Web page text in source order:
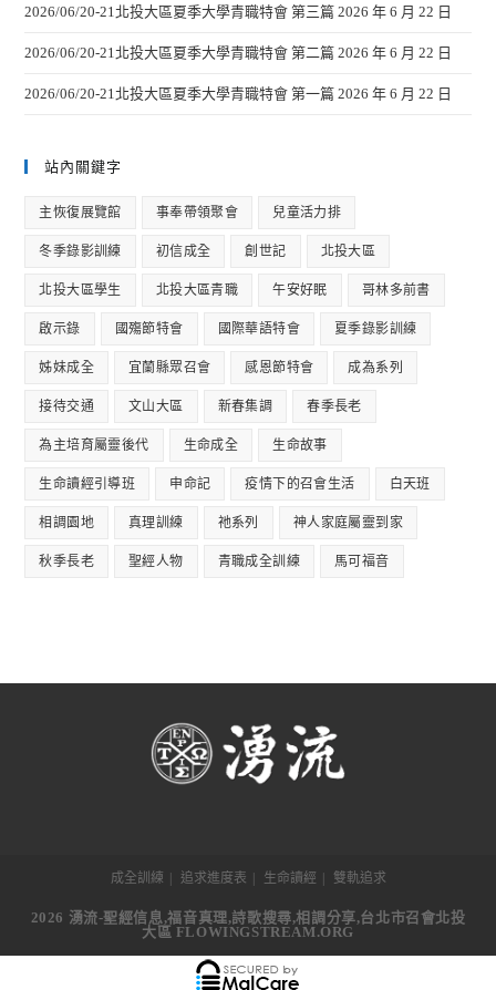
2026/06/20-21北投大區夏季大學青職特會 第三篇 2026 年 6 月 22 日
2026/06/20-21北投大區夏季大學青職特會 第二篇 2026 年 6 月 22 日
2026/06/20-21北投大區夏季大學青職特會 第一篇 2026 年 6 月 22 日
站內關鍵字
主恢復展覽館 事奉帶領聚會 兒童活力排
冬季錄影訓練 初信成全 創世記 北投大區
北投大區學生 北投大區青職 午安好眠 哥林多前書
啟示錄 國殤節特會 國際華語特會 夏季錄影訓練
姊妹成全 宜蘭縣眾召會 感恩節特會 成為系列
接待交通 文山大區 新春集調 春季長老
為主培育屬靈後代 生命成全 生命故事
生命讀經引導班 申命記 疫情下的召會生活 白天班
相調園地 真理訓練 祂系列 神人家庭屬靈到家
秋季長老 聖經人物 青職成全訓練 馬可福音
成全訓練 追求進度表 生命讀經 雙軌追求
2026 湧流-聖經信息,福音真理,詩歌搜尋,相調分享,台北市召會北投
大區 FLOWINGSTREAM.ORG